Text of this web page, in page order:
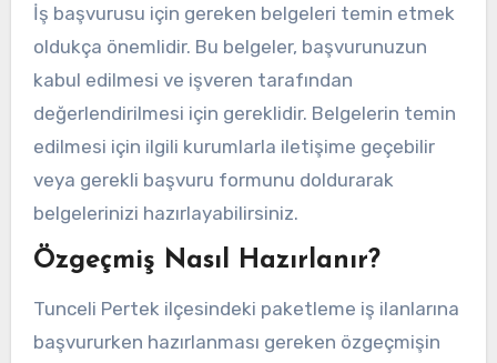
İş başvurusu için gereken belgeleri temin etmek
oldukça önemlidir. Bu belgeler, başvurunuzun
kabul edilmesi ve işveren tarafından
değerlendirilmesi için gereklidir. Belgelerin temin
edilmesi için ilgili kurumlarla iletişime geçebilir
veya gerekli başvuru formunu doldurarak
belgelerinizi hazırlayabilirsiniz.
Özgeçmiş Nasıl Hazırlanır?
Tunceli Pertek ilçesindeki paketleme iş ilanlarına
başvururken hazırlanması gereken özgeçmişin